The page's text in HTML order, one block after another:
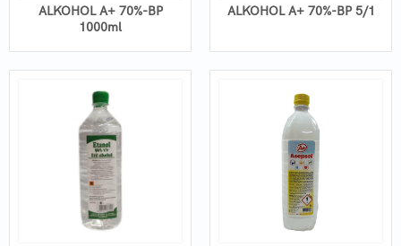
ALKOHOL A+ 70%-BP
1000ml
ALKOHOL A+ 70%-BP 5/1